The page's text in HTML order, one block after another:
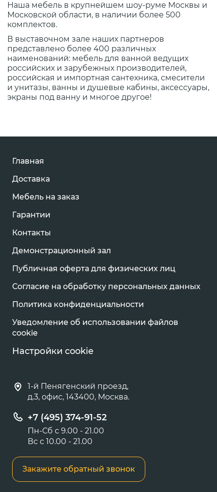
Наша мебель в крупнейшем шоу-руме Москвы и
Московской области, в наличии более 500
комплектов.
В выставочном зале наших партнеров
представлено более 400 различных
наименований: мебель для ванной ведущих
российских и зарубежных производителей,
российская и импортная сантехника, смесители
и унитазы, ванны и душевые кабины, аксессуары,
экраны под ванну и многое другое!
Главная
Доставка
Мебель на заказ
Гарантии
Контакты
Демонстрационный зал
Публичная оферта для физических лиц
Согласие на обработку персональных данных
Политика конфиденциальности
Уведомление об использовании файлов
cookie
Настройки cookie
1-й Пенягенский проезд,
д.3, офис, 143400, Москва.
+7 (495) 374-91-52
Пн-Сб с 9.00 - 21.00
Вс с 10.00 - 21.00
Закажите обратный звонок